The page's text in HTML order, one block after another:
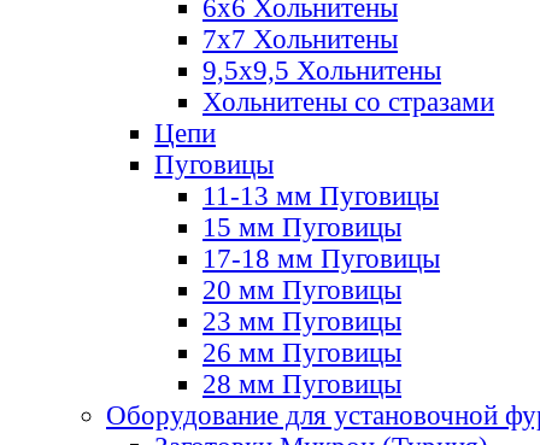
6х6 Хольнитены
7х7 Хольнитены
9,5х9,5 Хольнитены
Хольнитены со стразами
Цепи
Пуговицы
11-13 мм Пуговицы
15 мм Пуговицы
17-18 мм Пуговицы
20 мм Пуговицы
23 мм Пуговицы
26 мм Пуговицы
28 мм Пуговицы
Оборудование для установочной